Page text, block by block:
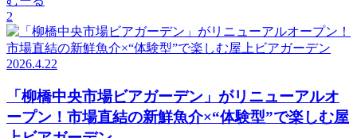
2
2026.4.22
「柳橋中央市場ビアガーデン」がリニューアルオ
ープン！市場直結の新鮮魚介×“体験型”で楽しむ屋